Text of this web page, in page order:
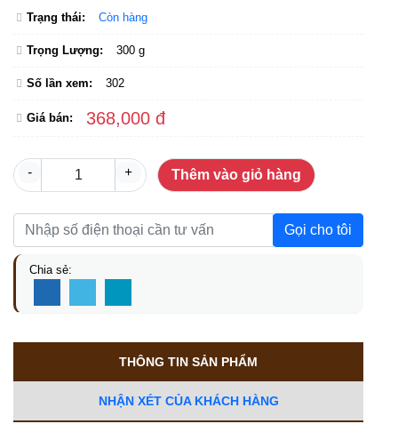
Trạng thái: Còn hàng
Trọng Lượng: 300 g
Số lần xem: 302
Giá bán: 368,000 đ
- + Thêm vào giỏ hàng
Gọi cho tôi
Chia sẻ:
THÔNG TIN SẢN PHẨM
NHẬN XÉT CỦA KHÁCH HÀNG